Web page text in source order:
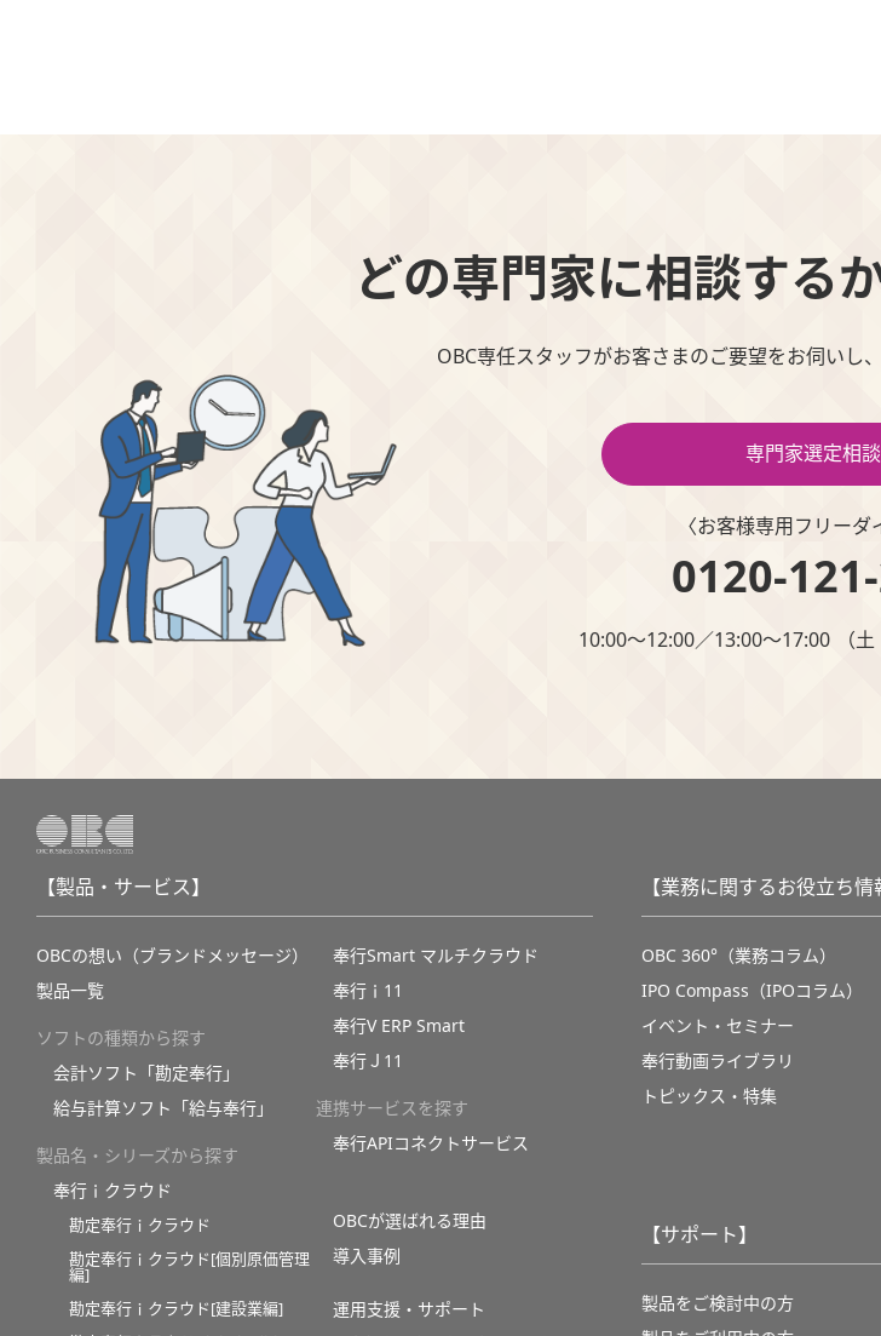
どの専門家に相談する
OBC専任スタッフがお客さまのご要望をお伺いし
専門家選定相談
〈お客様専⽤フリーダ
0120-
10:00～12:00∕13:00～17:00 （⼟
【製品・サービス】
OBCの想い（ブランドメッセージ）
製品一覧
ソフトの種類から探す
会計ソフト「勘定奉行」
給与計算ソフト「給与奉行」
製品名・シリーズから探す
奉行ｉクラウド
勘定奉行ｉクラウド
勘定奉行ｉクラウド[個別原価管理
編]
勘定奉行ｉクラウド[建設業編]
奉行Smart マルチクラウド
奉行ｉ11
奉行V ERP Smart
奉行Ｊ11
連携サービスを探す
奉行APIコネクトサービス
OBCが選ばれる理由
導入事例
運用支援・サポート
【業務に関するお役立ち情
OBC 360°（業務コラム）
IPO Compass（IPOコラム）
イベント・セミナー
奉行動画ライブラリ
トピックス・特集
【サポート】
製品をご検討中の方